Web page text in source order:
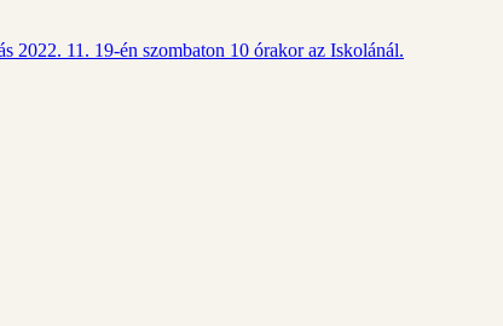
2022. 11. 19-én szombaton 10 órakor az Iskolánál.